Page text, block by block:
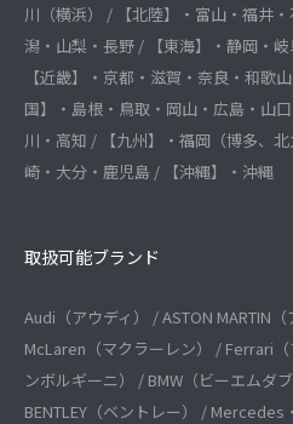
川（横浜） / 【北陸】・富山・福井
潟・山梨・長野 / 【東海】・静岡・
【近畿】・京都・滋賀・奈良・和歌
国】・島根・鳥取・岡山・広島・山
川・高知 / 【九州】・福岡（博多、
崎・大分・鹿児島 / 【沖縄】・沖縄
取扱可能ブランド
Audi（アウディ） / ASTON MARTIN
McLaren（マクラーレン） / Ferrari
ンボルギーニ） / BMW（ビーエムダ
BENTLEY（ベントレー） /